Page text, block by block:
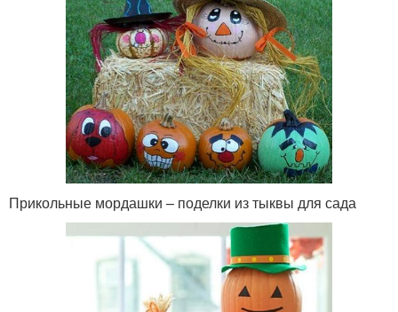
Прикольные мордашки – поделки из тыквы для сада